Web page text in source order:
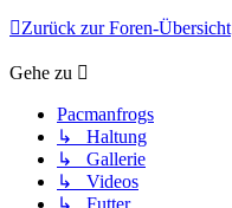
Zurück zur Foren-Übersicht
Gehe zu
Pacmanfrogs
↳ Haltung
↳ Gallerie
↳ Videos